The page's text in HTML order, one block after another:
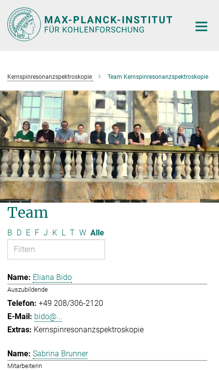
Hauptinhalt
Kernspinresonanzspektroskopie Team Kernspinresonanzspektroskopie
Team
B D E F J K L T W Alle
Eliana Bido
Auszubildende
+49 208/306-2120
bido@...
Kernspinresonanzspektroskopie
Sabrina Brunner
Mitarbeiterin